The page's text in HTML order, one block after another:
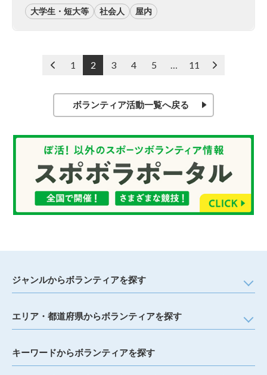
大学生・短大等 社会人 屋内
< 1 2 3 4 5 11 >
ボランティア活動一覧へ戻る
ジャンルからボランティアを探す
エリア・都道府県からボランティアを探す
キーワードからボランティアを探す